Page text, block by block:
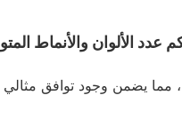
عدد الألوان والأنماط